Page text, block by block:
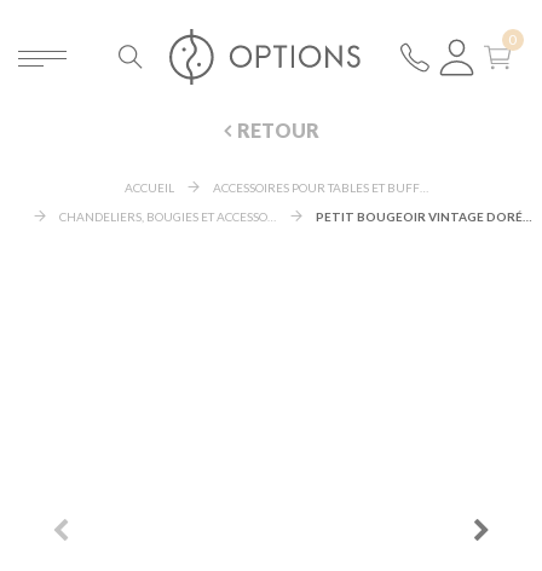
RETOUR
ACCUEIL
ACCESSOIRES POUR TABLES ET BUFFETS